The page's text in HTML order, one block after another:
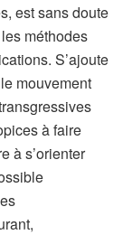
est sans doute
méthodes
S’ajoute
mouvement
à faire
à s’orienter